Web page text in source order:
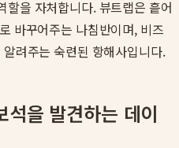
할을 자처합니다. 뷰트랩은 흩어
바꾸어주는 나침반이며, 비즈
려주는 숙련된 항해사입니다.
을 발견하는 데이